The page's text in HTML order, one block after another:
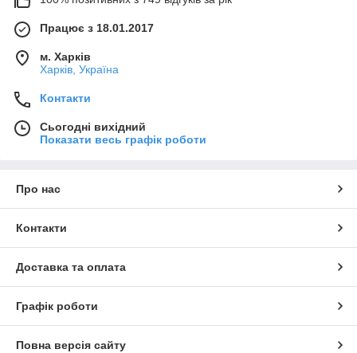
Працює з 18.01.2017
м. Харків
Харків, Україна
Контакти
Сьогодні вихідний
Показати весь графік роботи
Про нас
Контакти
Доставка та оплата
Графік роботи
Повна версія сайту